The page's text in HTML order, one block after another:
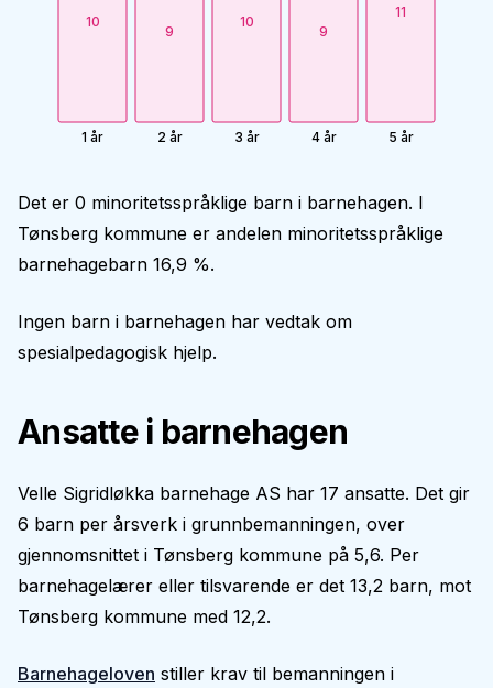
10
1 år
9
2 år
10
3 år
9
4 år
11
5 år
Det er 0 minoritetsspråklige barn i barnehagen. I
Tønsberg kommune er andelen minoritetsspråklige
barnehagebarn 16,9 %.
Ingen barn i barnehagen har vedtak om
spesialpedagogisk hjelp.
Ansatte i barnehagen
Velle Sigridløkka barnehage AS har 17 ansatte. Det gir
6 barn per årsverk i grunnbemanningen, over
gjennomsnittet i Tønsberg kommune på 5,6. Per
barnehagelærer eller tilsvarende er det 13,2 barn, mot
Tønsberg kommune med 12,2.
Barnehageloven stiller krav til bemanningen i